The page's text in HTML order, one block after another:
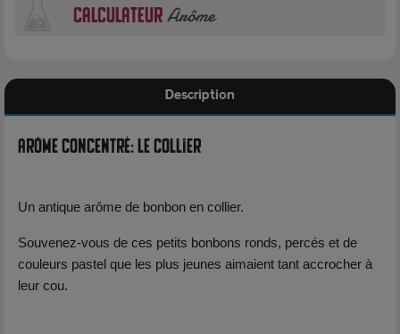
calculateur Arôme
Description
Arôme Concentré: Le Collier
Un antique arôme de bonbon en collier.
Souvenez-vous de ces petits bonbons ronds, percés et de
couleurs pastel que les plus jeunes aimaient tant accrocher à
leur cou.